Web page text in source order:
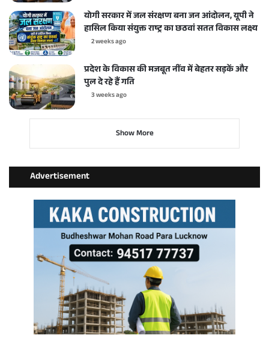
योगी सरकार में जल संरक्षण बना जन आंदोलन, यूपी ने
हासिल किया संयुक्त राष्ट्र का छठवां सतत विकास लक्ष्य
2 weeks ago
प्रदेश के विकास की मजबूत नींव में बेहतर सड़कें और
पुल दे रहे हैं गति
3 weeks ago
Show More
Advertisement